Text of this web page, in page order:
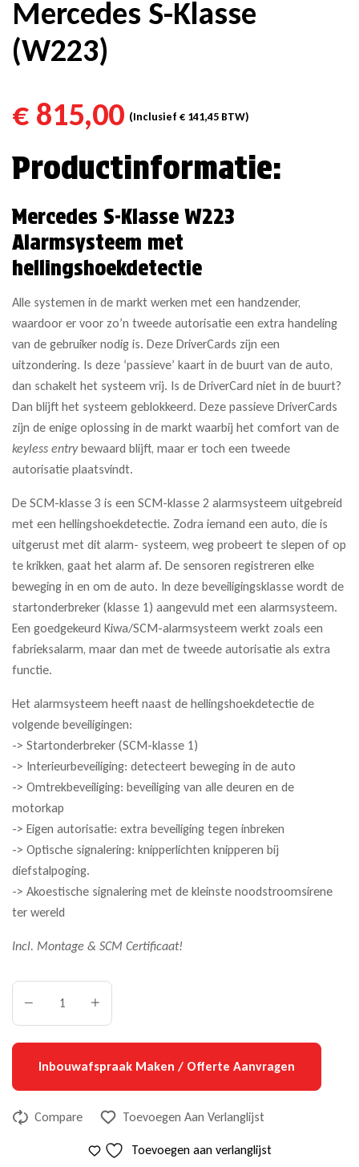
Mercedes S-Klasse
(W223)
€ 815,00 (Inclusief € 141,45 BTW)
Productinformatie:
Mercedes S-Klasse W223
Alarmsysteem met
hellingshoekdetectie
Alle systemen in de markt werken met een handzender,
waardoor er voor zo’n tweede autorisatie een extra handeling
van de gebruiker nodig is. Deze DriverCards zijn een
uitzondering. Is deze ‘passieve’ kaart in de buurt van de auto,
dan schakelt het systeem vrij. Is de DriverCard niet in de buurt?
Dan blijft het systeem geblokkeerd. Deze passieve DriverCards
zijn de enige oplossing in de markt waarbij het comfort van de
keyless entrybewaard blijft, maar er toch een tweede
autorisatie plaatsvindt.
De SCM-klasse 3 is een SCM-klasse 2 alarmsysteem uitgebreid
met een hellingshoekdetectie. Zodra iemand een auto, die is
uitgerust met dit alarm- systeem, weg probeert te slepen of op
te krikken, gaat het alarm af. De sensoren registreren elke
beweging in en om de auto. In deze beveiligingsklasse wordt de
startonderbreker (klasse 1) aangevuld met een alarmsysteem.
Een goedgekeurd Kiwa/SCM-alarmsysteem werkt zoals een
fabrieksalarm, maar dan met de tweede autorisatie als extra
functie.
Het alarmsysteem heeft naast de hellingshoekdetectie de
volgende beveiligingen:
-> Startonderbreker (SCM-klasse 1)
-> Interieurbeveiliging: detecteert beweging in de auto
-> Omtrekbeveiliging: beveiliging van alle deuren en de
motorkap
-> Eigen autorisatie: extra beveiliging tegen inbreken
-> Optische signalering: knipperlichten knipperen bij
diefstalpoging.
-> Akoestische signalering met de kleinste noodstroomsirene
ter wereld
Incl. Montage & SCM Certificaat!
Inbouwafspraak Maken / Offerte Aanvragen
Compare Toevoegen Aan Verlanglijst
Toevoegen aan verlanglijst